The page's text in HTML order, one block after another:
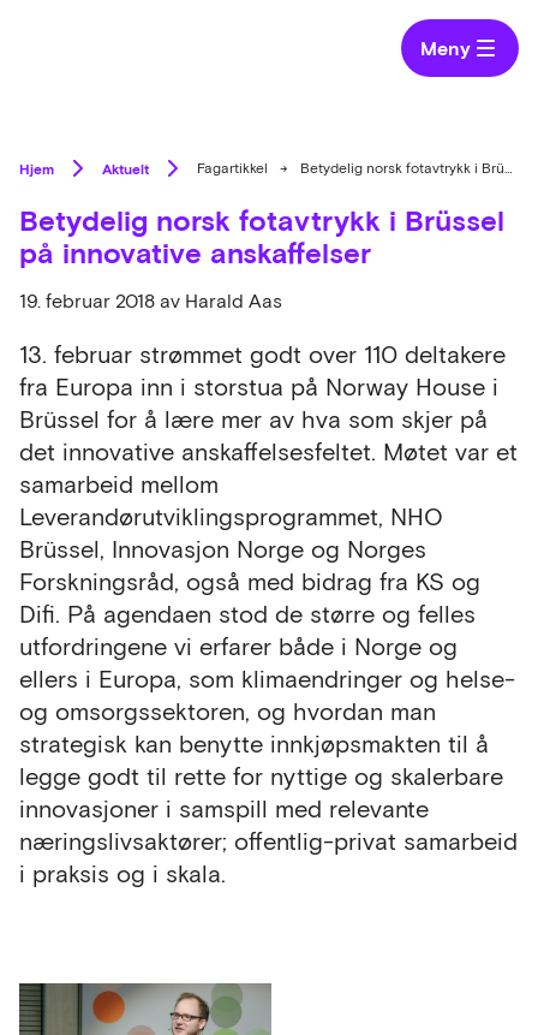
Meny
Hjem Aktuelt Fagartikkel → Betydelig norsk fotavtrykk i Brüssel på innovative anskaffelser
Betydelig norsk fotavtrykk i Brüssel
på innovative anskaffelser
19. februar 2018 av Harald Aas
13. februar strømmet godt over 110 deltakere
fra Europa inn i storstua på Norway House i
Brüssel for å lære mer av hva som skjer på
det innovative anskaffelsesfeltet. Møtet var et
samarbeid mellom
Leverandørutviklingsprogrammet, NHO
Brüssel, Innovasjon Norge og Norges
Forskningsråd, også med bidrag fra KS og
Difi. På agendaen stod de større og felles
utfordringene vi erfarer både i Norge og
ellers i Europa, som klimaendringer og helse-
og omsorgssektoren, og hvordan man
strategisk kan benytte innkjøpsmakten til å
legge godt til rette for nyttige og skalerbare
innovasjoner i samspill med relevante
næringslivsaktører; offentlig-privat samarbeid
i praksis og i skala.